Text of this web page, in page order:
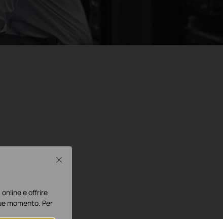
e offrire
momento. Per
Close